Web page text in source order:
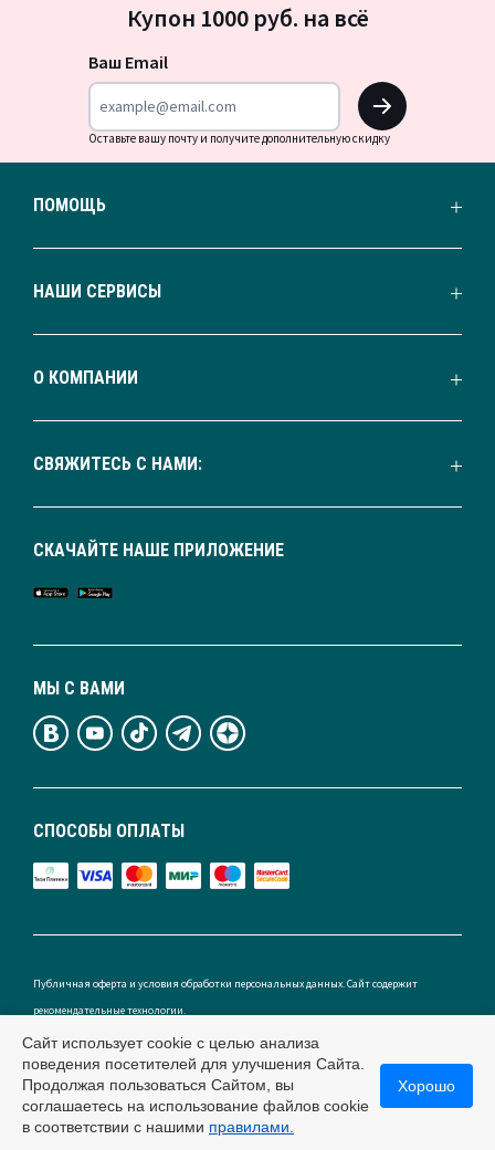
на
Купон 1000 руб. на всё
Ваш Email
OK
Оставьте вашу почту и получите дополнительную скидку
ПОМОЩЬ
НАШИ СЕРВИСЫ
О КОМПАНИИ
СВЯЖИТЕСЬ С НАМИ:
СПОСОБЫ ОПЛАТЫ
МЫ С ВАМИ
СКАЧАЙТЕ НАШЕ ПРИЛОЖЕНИЕ
Публичная оферта и условия обработки персональных данных. Сайт содержит
рекомендательные технологии.
Россия
Сайт использует cookie с целью анализа
поведения посетителей для улучшения Сайта.
Продолжая пользоваться Сайтом, вы
соглашаетесь на использование файлов cookie
в соответствии с нашими правилами.
Хорошо